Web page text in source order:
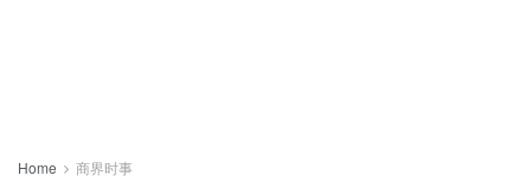
Home 商界时事